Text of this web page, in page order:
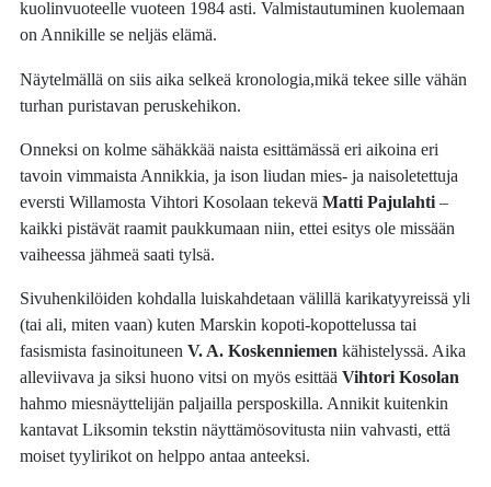
kuolinvuoteelle vuoteen 1984 asti. Valmistautuminen kuolemaan
on Annikille se neljäs elämä.
Näytelmällä on siis aika selkeä kronologia,mikä tekee sille vähän
turhan puristavan peruskehikon.
Onneksi on kolme sähäkkää naista esittämässä eri aikoina eri
tavoin vimmaista Annikkia, ja ison liudan mies- ja naisoletettuja
eversti Willamosta Vihtori Kosolaan tekeväMatti Pajulahti–
kaikki pistävät raamit paukkumaan niin, ettei esitys ole missään
vaiheessa jähmeä saati tylsä.
Sivuhenkilöiden kohdalla luiskahdetaan välillä karikatyyreissä yli
(tai ali, miten vaan) kuten Marskin kopoti-kopottelussa tai
fasismista fasinoituneenV. A. Koskenniemen kähistelyssä. Aika
alleviivava ja siksi huono vitsi on myös esittääVihtori Kosolan
hahmo miesnäyttelijän paljailla persposkilla. Annikit kuitenkin
kantavat Liksomin tekstin näyttämösovitusta niin vahvasti, että
moiset tyylirikot on helppo antaa anteeksi.